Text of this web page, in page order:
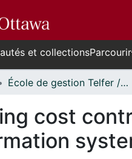
et collectionsParcourir
École de gestion Telfer // Telfer School of Management
cost